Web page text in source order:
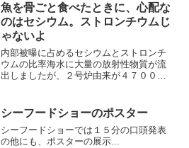
魚を骨ごと食べたときに、心配な
のはセシウム。ストロンチウムじ
ゃないよ
内部被曝に占めるセシウムとストロンチ
ウムの比率海水に大量の放射性物質が流
出しましたが、２号炉由来が４７００兆
２号炉の核種の濃度と半減期を考慮する
と、海水中のセシウムとス...
シーフードショーのポスター
シーフードショーでは１５分の口頭発表
の他にも、ポスターの展示...